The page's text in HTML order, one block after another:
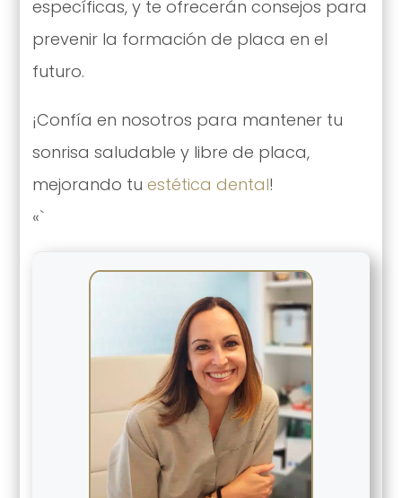
específicas, y te ofrecerán consejos para
prevenir la formación de placa en el
futuro.
¡Confía en nosotros para mantener tu
sonrisa saludable y libre de placa,
mejorando tu estética dental!
«`